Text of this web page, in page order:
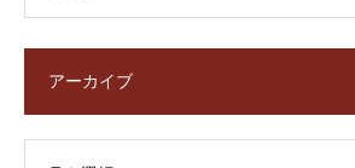
アーカイブ